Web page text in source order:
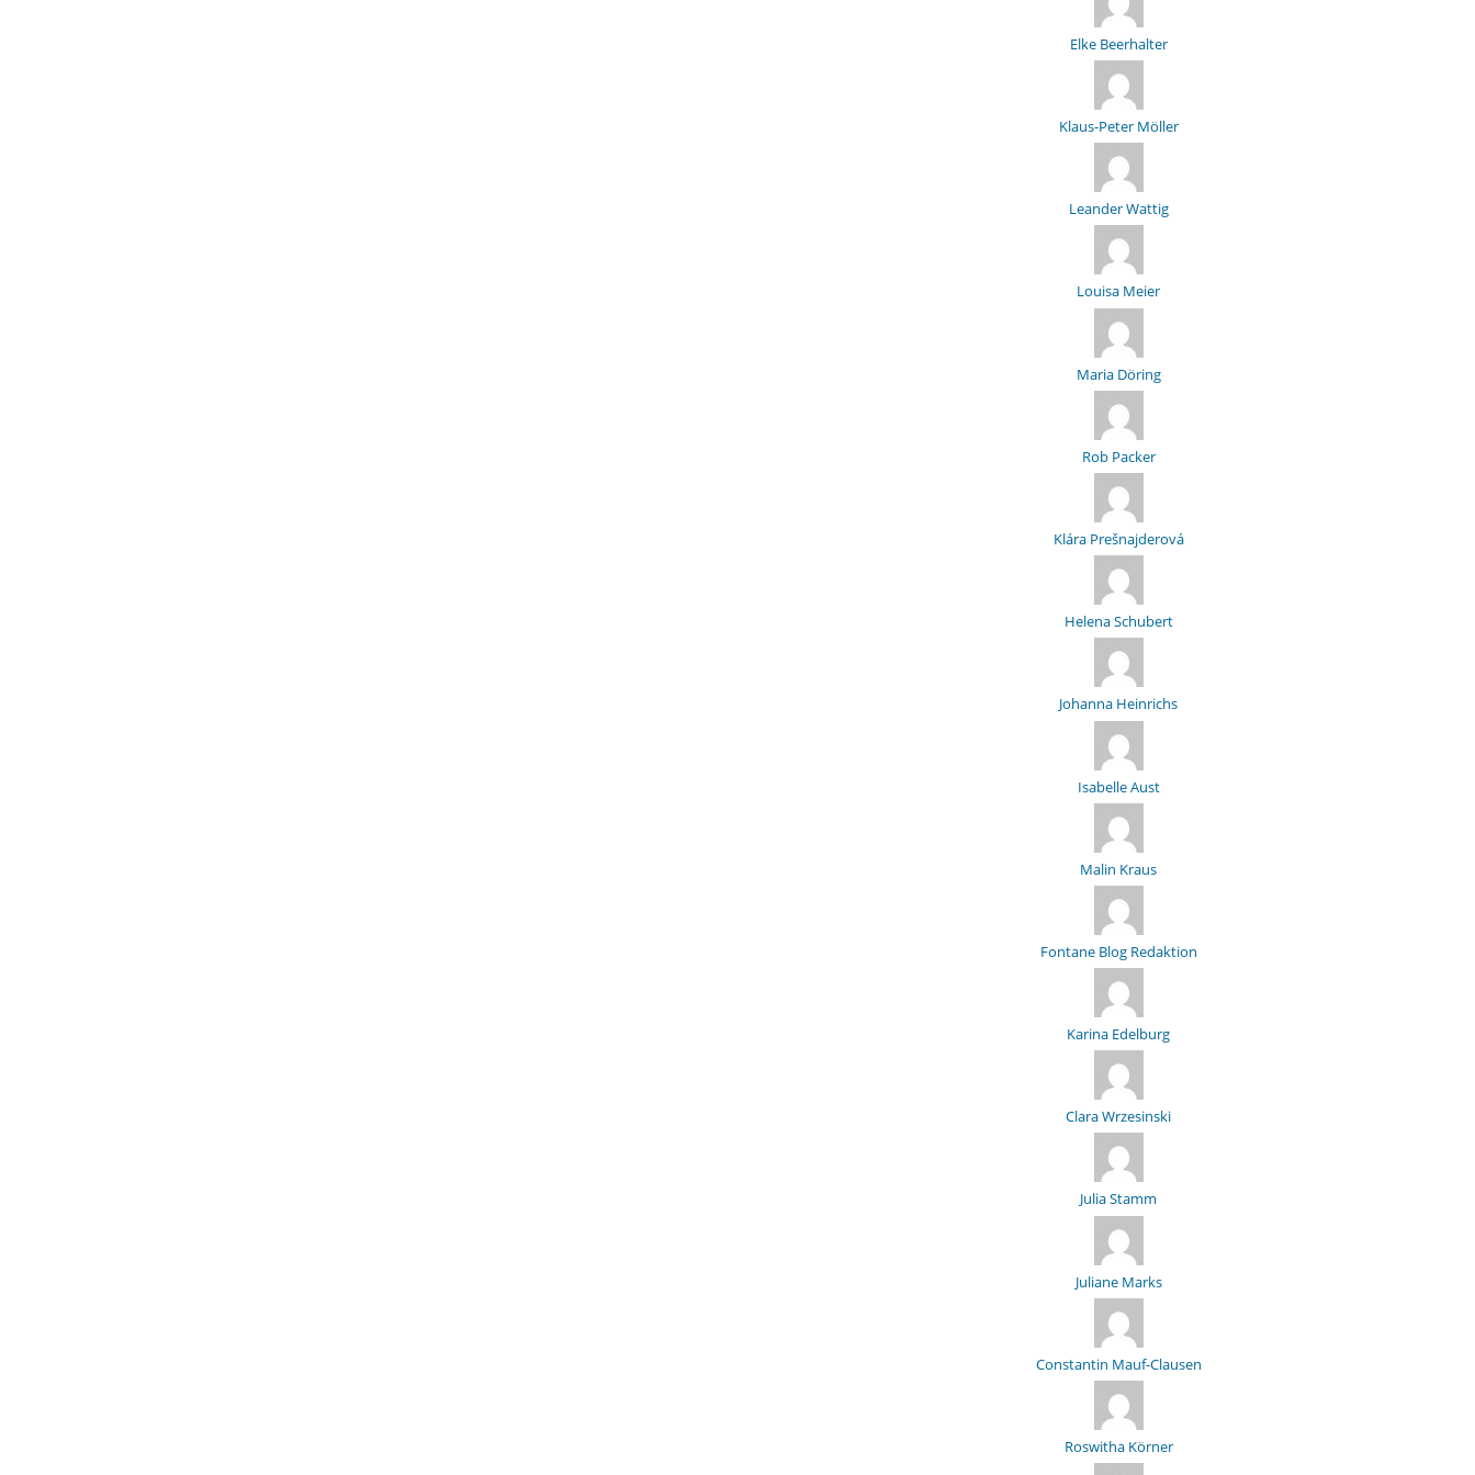
Elke Beerhalter
Klaus-Peter Möller
Leander Wattig
Louisa Meier
Maria Döring
Rob Packer
Klára Prešnajderová
Helena Schubert
Johanna Heinrichs
Isabelle Aust
Malin Kraus
Fontane Blog Redaktion
Karina Edelburg
Clara Wrzesinski
Julia Stamm
Juliane Marks
Constantin Mauf-Clausen
Roswitha Körner